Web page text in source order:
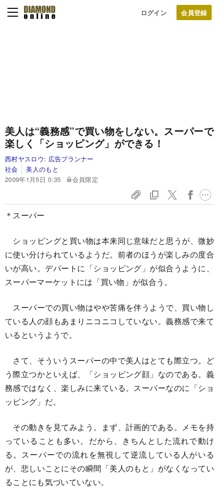
ログイン
美人は“義務感”で買い物をしない。 スーパーで
楽しく「ショッピング」ができる！
西村ヤスロウ: 広告プランナー
社会
美人のもと
2009年1月5日 0:35
会員限定
＊スーパー
ショッピングと買い物は本来同じ意味だと思うが、微妙
に使い分けられているようだ。前者のほうが楽しみの度合
いが高い。デパートに「ショッピング」が似合うように、
スーパーマーケットには「買い物」が似合う。
スーパーでの買い物はやや苦痛を伴うようで、買い物し
ている人の顔もあまりニコニコしていない。義務感で来て
いるというようで。
さて、そういうスーパーの中で美人はとても際立つ。ど
う際立つかといえば、「ショッピング顔」なのである。義
務感ではなく、楽しみに来ている。スーパーなのに「ショ
ッピング」だ。
その動きを見てみよう。まず、計画的である。メモを持
っていることも多い。だから、きちんとした流れで動け
る。スーパーでの流れを無視して逆流している人がいる
が、悲しいことにその瞬間「美人のもと」がなくなってい
ることにも気づいていない。